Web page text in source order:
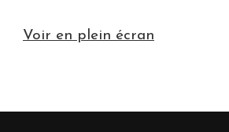
Voir en plein écran